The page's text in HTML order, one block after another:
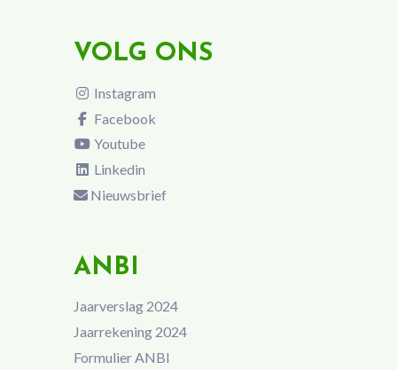
VOLG ONS
Instagram
Facebook
Youtube
Linkedin
Nieuwsbrief
ANBI
Jaarverslag 2024
Jaarrekening 2024
Formulier ANBI